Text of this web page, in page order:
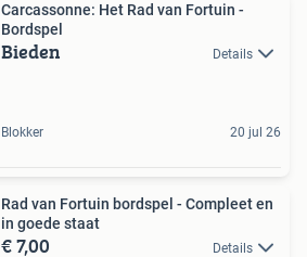
Carcassonne: Het Rad van Fortuin -
Bordspel
Bieden Details
Blokker 20 jul 26
Rad van Fortuin bordspel - Compleet en
in goede staat
€ 7,00 Details